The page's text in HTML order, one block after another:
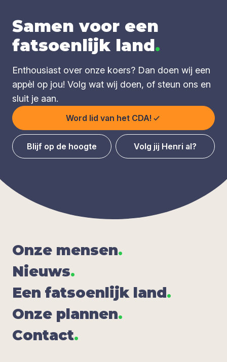
Samen voor een
fatsoenlijk land.
Enthousiast over onze koers? Dan doen wij een
appèl op jou! Volg wat wij doen, of steun ons en
sluit je aan.
Word lid van het CDA!
Blijf op de hoogte Volg jij Henri al?
Onze men­sen.
Nieuws.
Een fat­soen­lijk land.
Onze plan­nen.
Con­tact.